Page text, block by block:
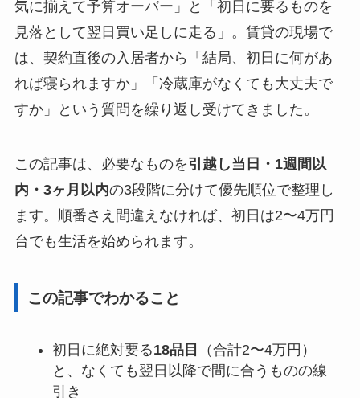
気に揃えて予算オーバー」と「初日に要るものを
見落として翌日買い足しに走る」。賃貸の現場で
は、契約直後の入居者から「結局、初日に何があ
れば寝られますか」「冷蔵庫がなくても大丈夫で
すか」という質問を繰り返し受けてきました。
この記事は、必要なものを引越し当日・1週間以
内・3ヶ月以内の3段階に分けて優先順位で整理し
ます。順番さえ間違えなければ、初日は2〜4万円
台でも生活を始められます。
この記事でわかること
初日に絶対要る18品目
（合計2〜4万円）
と、なくても翌日以降で間に合うものの線
引き